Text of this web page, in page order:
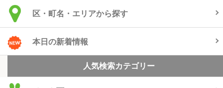
区・町名・エリアから探す
本日の新着情報
人気検索カテゴリー